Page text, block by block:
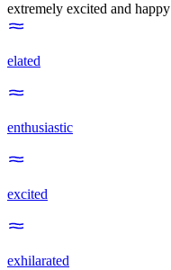
extremely excited and happy
elated
enthusiastic
excited
exhilarated